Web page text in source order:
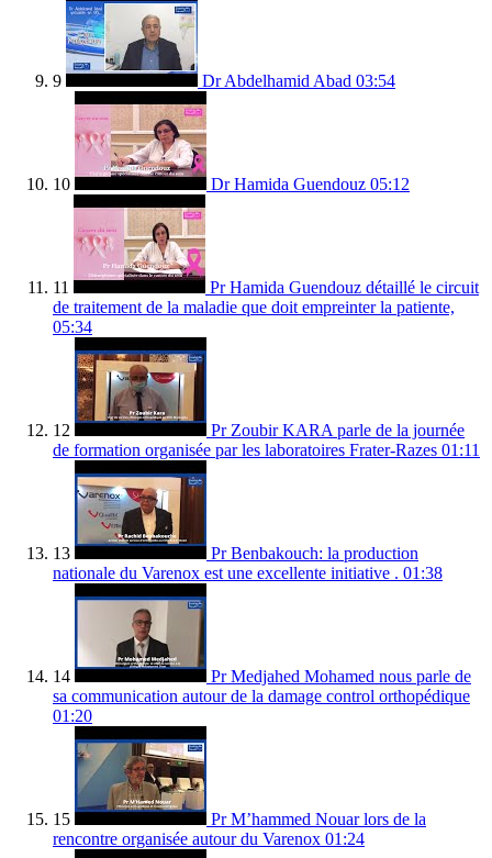
9 Dr Abdelhamid Abad 03:54
10 Dr Hamida Guendouz 05:12
11
Pr Hamida Guendouz détaillé le circuit
de traitement de la maladie que doit empreinter la patiente,
05:34
12
Pr Zoubir KARA parle de la journée
de formation organisée par les laboratoires Frater-Razes 01:11
13
Pr Benbakouch: la production
nationale du Varenox est une excellente initiative . 01:38
14
Pr Medjahed Mohamed nous parle de
sa communication autour de la damage control orthopédique
01:20
15
Pr M’hammed Nouar lors de la
rencontre organisée autour du Varenox 01:24